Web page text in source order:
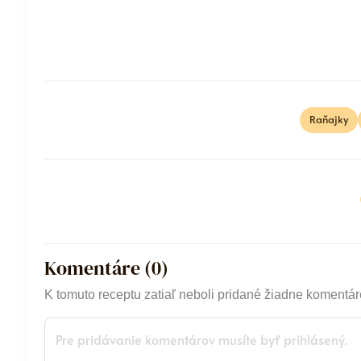
Raňajky
Komentáre (0)
K tomuto receptu zatiaľ neboli pridané žiadne